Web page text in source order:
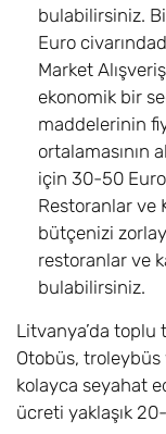
bulabilirsiniz.
Euro
Market
ekonomik bir
maddelerinin
ortalamasının
için 30-50
Restoranlar ve
bütçenizi
restoranlar ve
bulabilirsiniz.
Litvanya’da toplu
Otobüs,
kolayca seyahat
ücreti yaklaşık